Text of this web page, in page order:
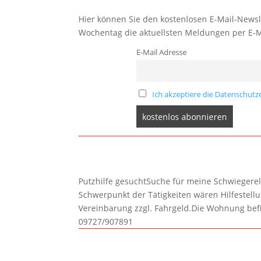
Hier können Sie den kostenlosen E-Mail-
Wochentag die aktuellsten Meldungen per E-
E-Mail Adresse
Ich akzeptiere die
Putzhilfe gesuchtSuche für meine
Schwerpunkt der Tätigkeiten wären
Vereinbarung zzgl. Fahrgeld.Die Wohnung
09727/907891